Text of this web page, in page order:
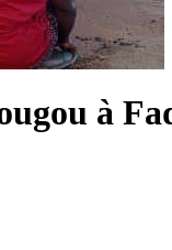
à